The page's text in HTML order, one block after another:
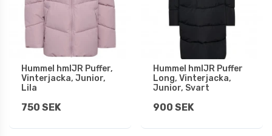
Hummel hmlJR Puffer,
Vinterjacka, Junior,
Lila
750 SEK
Hummel hmlJR Puffer
Long, Vinterjacka,
Junior, Svart
900 SEK